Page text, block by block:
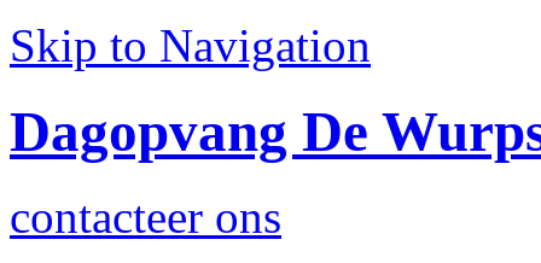
Skip to Navigation
Dagopvang De
contacteer ons